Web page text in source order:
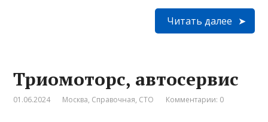
Читать далее
Триомоторс, автосервис
01.06.2024 Москва, Справочная, СТО Комментарии: 0